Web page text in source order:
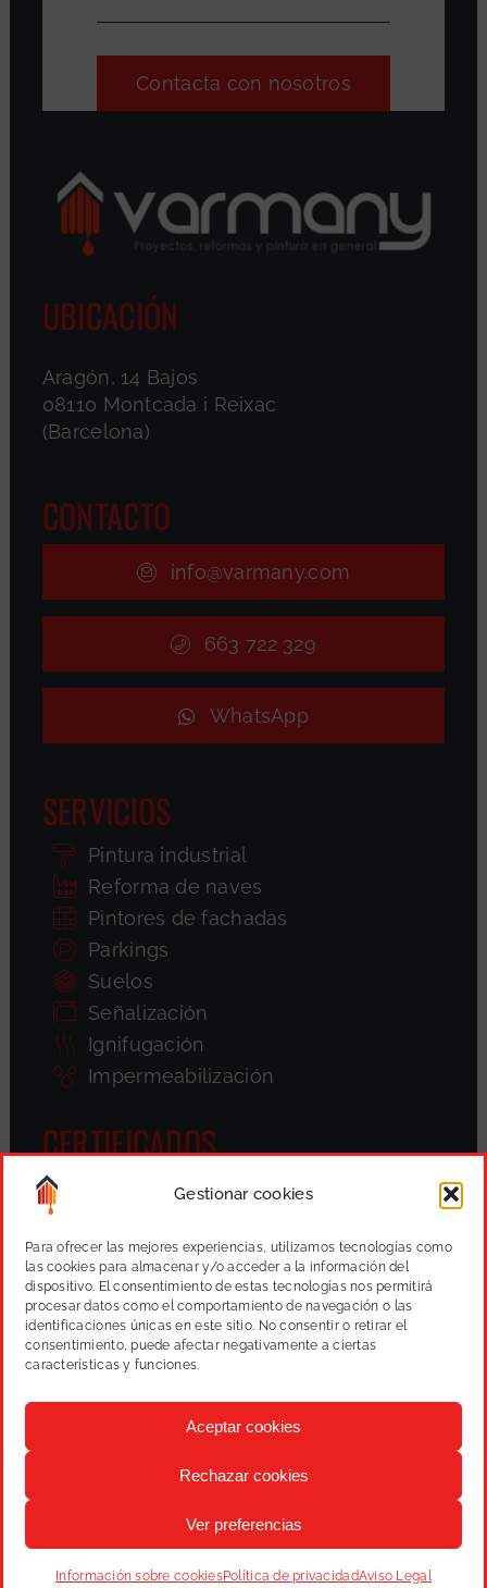
Gestionar cookies
Para ofrecer las mejores experiencias, utilizamos tecnologías como
las cookies para almacenar y/o acceder a la información del
dispositivo. El consentimiento de estas tecnologías nos permitirá
procesar datos como el comportamiento de navegación o las
identificaciones únicas en este sitio. No consentir o retirar el
consentimiento, puede afectar negativamente a ciertas
características y funciones.
Aceptar cookies
Rechazar cookies
Ver preferencias
Información sobre cookiesPolítica de privacidadAviso Legal
Contacta con nosotros
UBICACIÓN
Aragón, 14 Bajos
08110 Montcada i Reixac
(Barcelona)
CONTACTO
info@varmany.com
663 722 329
WhatsApp
SERVICIOS
Pintura industrial
Reforma de naves
Pintores de fachadas
Parkings
Suelos
Señalización
Ignifugación
Impermeabilización
CERTIFICADOS
Pintura, reformas y proyectos
legal|Política de privacidad|Cookies|Diseño web:
qualitystudio